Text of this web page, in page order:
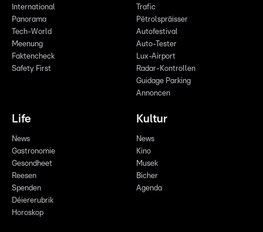
International
Panorama
Tech-World
Meenung
Faktencheck
Safety First
Trafic
Pëtrolspräisser
Autofestival
Auto-Tester
Lux-Airport
Radar-Kontrollen
Guidage Parking
Annoncen
Life
News
Gastronomie
Gesondheet
Reesen
Spenden
Déiererubrik
Horoskop
Kultur
News
Kino
Musek
Bicher
Agenda